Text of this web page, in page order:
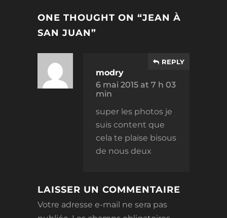
ONE THOUGHT ON “JEAN À
SAN JUAN”
modry
6 mai 2015 at 7 h 03
min
REPLY
super les photos je
suis content que
cela te plaise bisous
de nous deux
LAISSER UN COMMENTAIRE
Votre adresse e-mail ne sera pas